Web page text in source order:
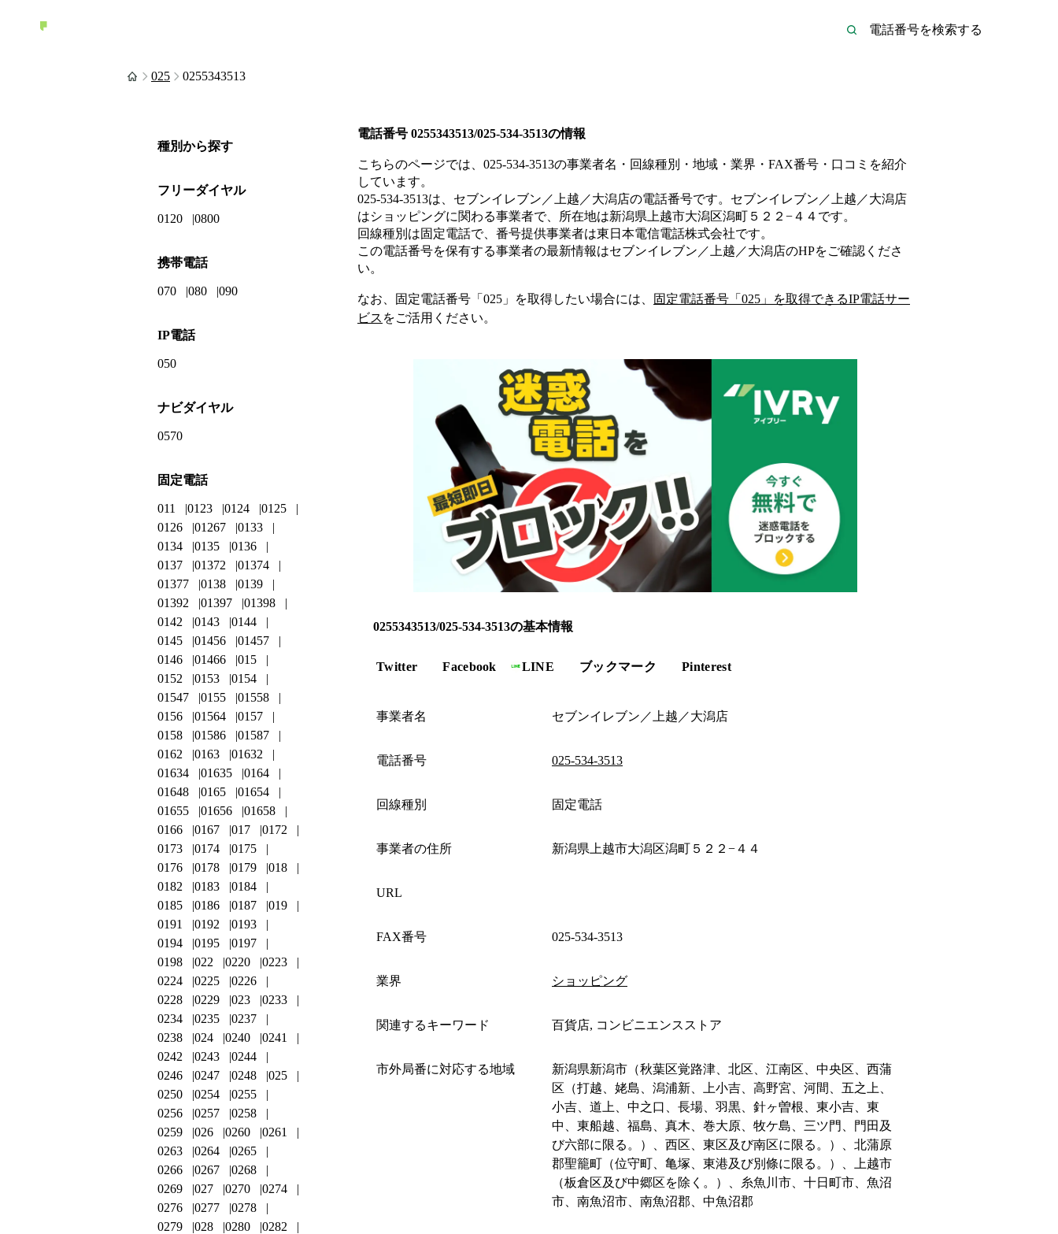
025 0255343513
電話番号 0255343513/025-534-3513の情報
こちらのページでは、 025-534-3513の事業者名・回線種別・地域・業界・FAX番号・口コミを紹介
しています。
025-534-3513は、 セブンイレブン／上越／大潟店の電話番号です。 セブンイレブン／上越／大潟店
はショッピングに関わる事業者で、所在地は新潟県上越市大潟区潟町５２２−４４ です。
回線種別は固定電話で、番号提供事業者は東日本電信電話株式会社です。
この電話番号を保有する事業者の最新情報はセブンイレブン／上越／大潟店のHPをご確認くださ
い。
なお、固定電話番号「 025 」を取得したい場合には、 固定電話番号「 025 」を取得できるIP電話サー
ビス をご活用ください。
0255343513/025-534-3513の基本情報
Twitter Facebook LINE ブックマーク Pinterest
事業者名 セブンイレブン／上越／大潟店
電話番号 025-534-3513
回線種別 固定電話
事業者の住所 新潟県上越市大潟区潟町５２２−４４
URL
FAX番号 025-534-3513
業界 ショッピング
関連するキーワード 百貨店, コンビニエンスストア
市外局番に対応する地域
新潟県新潟市（秋葉区覚路津、北区、江南区、中央区、西蒲
区（打越、姥島、潟浦新、上小吉、高野宮、河間、五之上、
小吉、道上、中之口、長場、羽黒、針ヶ曽根、東小吉、東
中、東船越、福島、真木、巻大原、牧ケ島、三ツ門、門田及
び六部に限る。）、西区、東区及び南区に限る。）、北蒲原
郡聖籠町（位守町、亀塚、東港及び別條に限る。）、上越市
（板倉区及び中郷区を除く。）、糸魚川市、十日町市、魚沼
市、南魚沼市、南魚沼郡、中魚沼郡
種別から探す
フリーダイヤル
0120 0800
携帯電話
070 080 090
IP電話
050
ナビダイヤル
0570
固定電話
011 0123 0124
0125
0126
01267
0133
0134
0135
0136
0137
01372
01374
01377
0138
0139
01392
01397
01398
0142
0143
0144
0145
01456
01457
0146
01466
015
0152
0153
0154
01547
0155
01558
0156
01564
0157
0158
01586
01587
0162
0163
01632
01634
01635
0164
01648
0165
01654
01655
01656
01658
0166
0167 017
0172
0173
0174
0175
0176
0178 0179
018
0182
0183
0184
0185
0186 0187
019
0191
0192
0193
0194
0195
0197
0198
022 0220
0223
0224
0225
0226
0228
0229 023
0233
0234
0235
0237
0238
024 0240
0241
0242
0243
0244
0246
0247 0248
025
0250
0254
0255
0256
0257
0258
0259
026 0260
0261
0263
0264
0265
0266
0267
0268
0269
027 0270
0274
0276
0277
0278
0279
028 0280
0282